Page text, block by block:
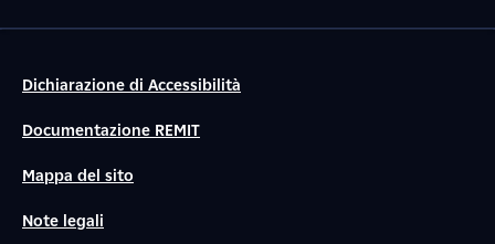
Dichiarazione di Accessibilità
Documentazione REMIT
Mappa del sito
Note legali